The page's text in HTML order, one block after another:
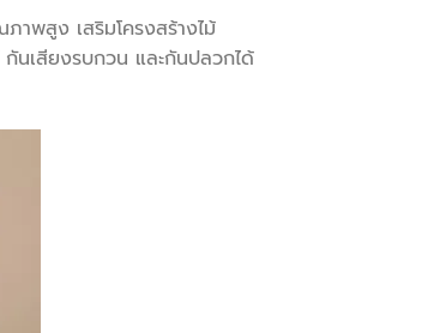
าพสูง เสริมโครงสร้างไม้
นเสียงรบกวน และกันปลวกได้